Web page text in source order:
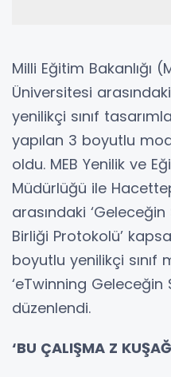
Milli Eğitim Bakanlığı
Üniversitesi
yenilikçi sınıf
yapılan 3 boyutlu
oldu. MEB Yenilik ve
Müdürlüğü ile
arasındaki ‘Geleceğin
Birliği Protokolü’
boyutlu yenilikçi sınıf
‘eTwinning Geleceğin
düzenlendi.
‘BU ÇALIŞMA Z